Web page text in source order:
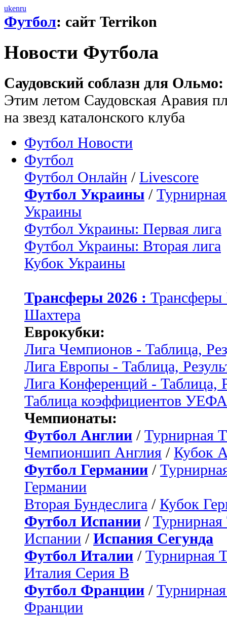
ukenru
Футбол: сайт Terrikon
Новости Футбола
Саудовский соблазн для
Этим летом Саудовская Аравия
на звезд каталонского клуба
Футбол Новости
Футбол
Футбол Онлайн / Livescore
Футбол Украины /
Украины
Футбол Украины: Первая лига
Футбол Украины: Вторая лига
Кубок Украины
Трансферы 2026 :
Шахтера
Еврокубки:
Лига Чемпионов - Таблица,
Лига Европы - Таблица,
Лига Конференций - Таблица,
Таблица коэффициентов УЕФА
Чемпионаты:
Футбол Англии / Турнирная
Чемпионшип Англия / Кубок
Футбол Германии /
Германии
Вторая Бундеслига / Кубок
Футбол Испании / Турнирная
Испании / Испания Сегунда
Футбол Италии / Турнирная
Италия Серия B
Футбол Франции /
Франции